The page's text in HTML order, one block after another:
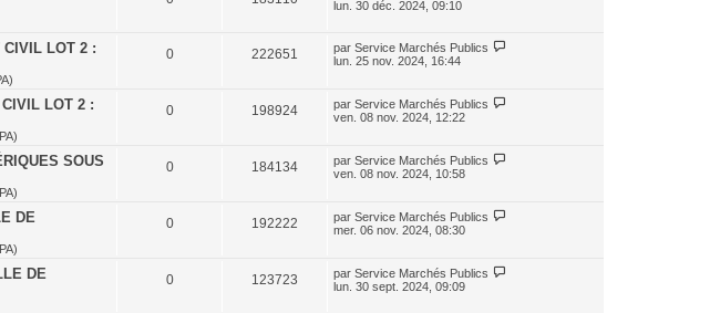
lun. 30 déc. 2024, 09:10
LOT 2 :
0 222651 par Service Marchés Publics
lun. 25 nov. 2024, 16:44
LOT 2 :
0 198924 par Service Marchés Publics
ven. 08 nov. 2024, 12:22
SOUS
0 184134 par Service Marchés Publics
ven. 08 nov. 2024, 10:58
DE
0 192222 par Service Marchés Publics
mer. 06 nov. 2024, 08:30
DE
0 123723 par Service Marchés Publics
lun. 30 sept. 2024, 09:09